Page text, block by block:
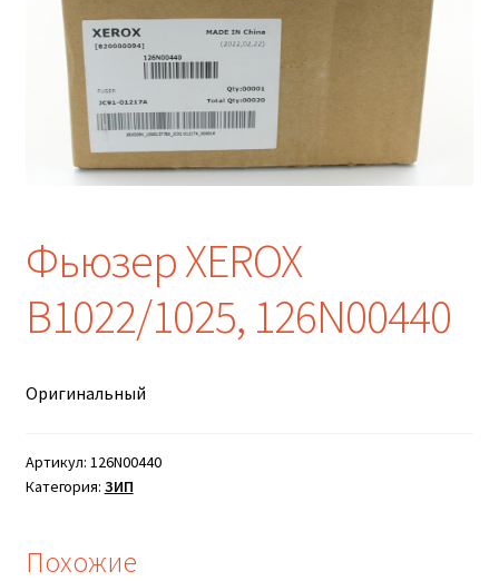
Фьюзер XEROX
B1022/1025, 126N00440
Оригинальный
Артикул: 126N00440
Категория: ЗИП
Похожие